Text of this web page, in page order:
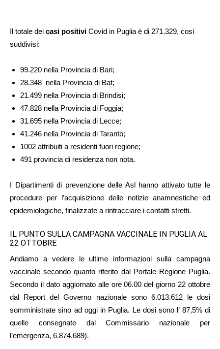
Il totale dei casi positivi Covid in Puglia è di 271.329, così
suddivisi:
99.220 nella Provincia di Bari;
28.348 nella Provincia di Bat;
21.499 nella Provincia di Brindisi;
47.828 nella Provincia di Foggia;
31.695 nella Provincia di Lecce;
41.246 nella Provincia di Taranto;
1002 attribuiti a residenti fuori regione;
491 provincia di residenza non nota.
I Dipartimenti di prevenzione delle Asl hanno attivato tutte le
procedure per l’acquisizione delle notizie anamnestiche ed
epidemiologiche, finalizzate a rintracciare i contatti stretti.
IL PUNTO SULLA CAMPAGNA VACCINALE IN PUGLIA AL
22 OTTOBRE
Andiamo a vedere le ultime informazioni sulla campagna
vaccinale secondo quanto riferito dal Portale Regione Puglia.
Secondo il dato aggiornato alle ore 06.00 del giorno 22 ottobre
dal Report del Governo nazionale sono 6.013.612 le dosi
somministrate sino ad oggi in Puglia. Le dosi sono l’ 87,5% di
quelle consegnate dal Commissario nazionale per
l’emergenza, 6.874.689).